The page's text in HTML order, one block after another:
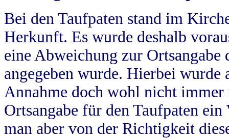
Bei den Taufpaten stand im
Herkunft. Es wurde deshalb
eine Abweichung zur
angegeben wurde. Hierbei wurde
Annahme doch wohl nicht
Ortsangabe für den Taufpaten
man aber von der Richtigkeit